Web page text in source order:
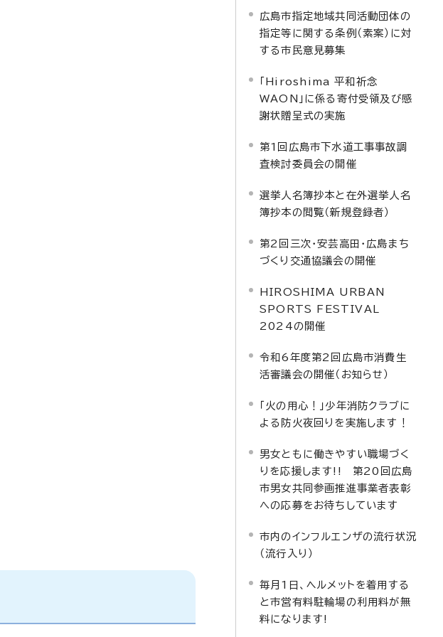
広島市指定地域共同活動団体の
指定等に関する条例（素案）に対
する市民意見募集
「Hiroshima 平和祈念
WAON」に係る寄付受領及び感
謝状贈呈式の実施
第1回広島市下水道工事事故調
査検討委員会の開催
選挙人名簿抄本と在外選挙人名
簿抄本の閲覧（新規登録者）
第2回三次・安芸高田・広島まち
づくり交通協議会の開催
HIROSHIMA URBAN
SPORTS FESTIVAL
2024の開催
令和6年度第2回広島市消費生
活審議会の開催（お知らせ）
「火の用心！」少年消防クラブに
よる防火夜回りを実施します！
男女ともに働きやすい職場づく
りを応援します!! 第20回広島
市男女共同参画推進事業者表彰
への応募をお待ちしています
市内のインフルエンザの流行状況
（流行入り）
毎月1日、ヘルメットを着用する
と市営有料駐輪場の利用料が無
料になります!